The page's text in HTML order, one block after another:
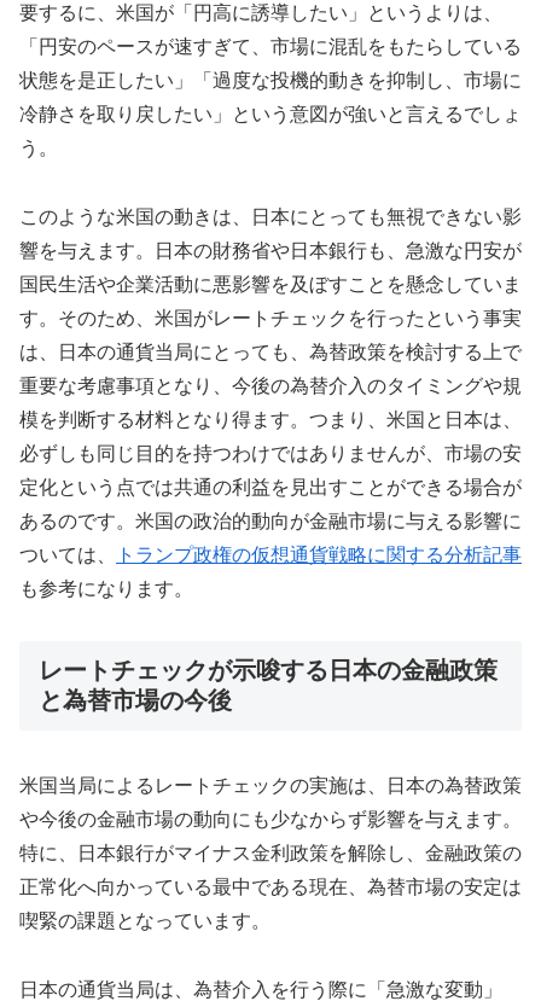
要するに、米国が「円高に誘導したい」というよりは、
「円安のペースが速すぎて、市場に混乱をもたらしている
状態を是正したい」「過度な投機的動きを抑制し、市場に
冷静さを取り戻したい」という意図が強いと言えるでしょ
う。
このような米国の動きは、日本にとっても無視できない影
響を与えます。日本の財務省や日本銀行も、急激な円安が
国民生活や企業活動に悪影響を及ぼすことを懸念していま
す。そのため、米国がレートチェックを行ったという事実
は、日本の通貨当局にとっても、為替政策を検討する上で
重要な考慮事項となり、今後の為替介入のタイミングや規
模を判断する材料となり得ます。つまり、米国と日本は、
必ずしも同じ目的を持つわけではありませんが、市場の安
定化という点では共通の利益を見出すことができる場合が
あるのです。米国の政治的動向が金融市場に与える影響に
ついては、
トランプ政権の仮想通貨戦略に関する分析記事
も参考になります。
レートチェックが示唆する日本の金融政策
と為替市場の今後
米国当局によるレートチェックの実施は、日本の為替政策
や今後の金融市場の動向にも少なからず影響を与えます。
特に、日本銀行がマイナス金利政策を解除し、金融政策の
正常化へ向かっている最中である現在、為替市場の安定は
喫緊の課題となっています。
日本の通貨当局は、為替介入を行う際に「急激な変動」